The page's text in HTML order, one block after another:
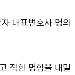
대표변호사 명의
적힌 명함을 내밀